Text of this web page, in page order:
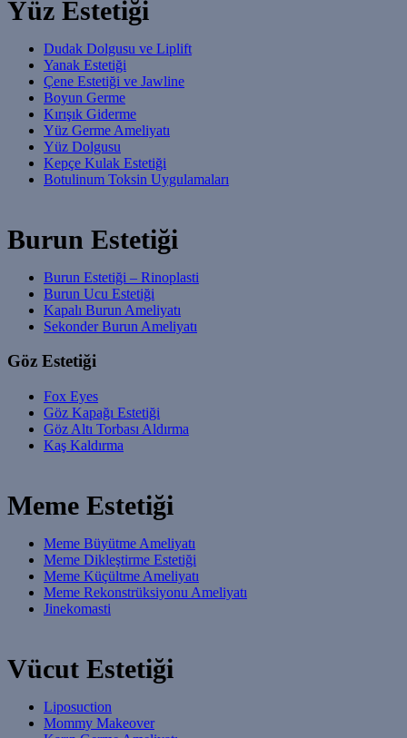
Yüz Estetiği
Dudak Dolgusu ve Liplift
Yanak Estetiği
Çene Estetiği ve Jawline
Boyun Germe
Kırışık Giderme
Yüz Germe Ameliyatı
Yüz Dolgusu
Kepçe Kulak Estetiği
Botulinum Toksin Uygulamaları
Burun Estetiği
Burun Estetiği – Rinoplasti
Burun Ucu Estetiği
Kapalı Burun Ameliyatı
Sekonder Burun Ameliyatı
Göz Estetiği
Fox Eyes
Göz Kapağı Estetiği
Göz Altı Torbası Aldırma
Kaş Kaldırma
Meme Estetiği
Meme Büyütme Ameliyatı
Meme Dikleştirme Estetiği
Meme Küçültme Ameliyatı
Meme Rekonstrüksiyonu Ameliyatı
Jinekomasti
Vücut Estetiği
Liposuction
Mommy Makeover